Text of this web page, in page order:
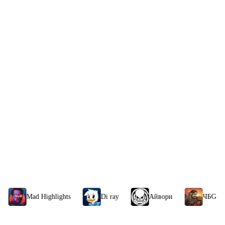
в долине за несколько минут превратиться в настоящую горную
Di ray Айвори ЧБG sereGGa